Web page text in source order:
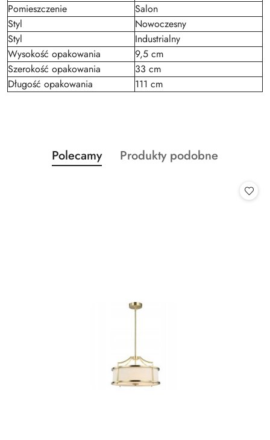
Pomieszczenie
Salon
Styl
Nowoczesny
Styl
Industrialny
Wysokość opakowania
9,5 cm
Szerokość opakowania
33 cm
Długość opakowania
111 cm
Pomiń karuzelę produktów
Produkty
o
Polecamy
Produkty
Produkty podobne